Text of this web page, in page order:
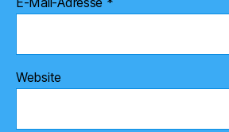
Website